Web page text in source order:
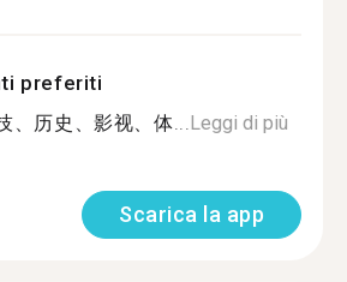
preferiti
、历史、影视、体...Leggi di più
Scarica la app